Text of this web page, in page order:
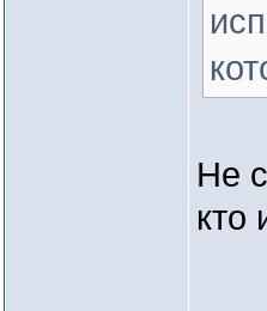
Не
кто